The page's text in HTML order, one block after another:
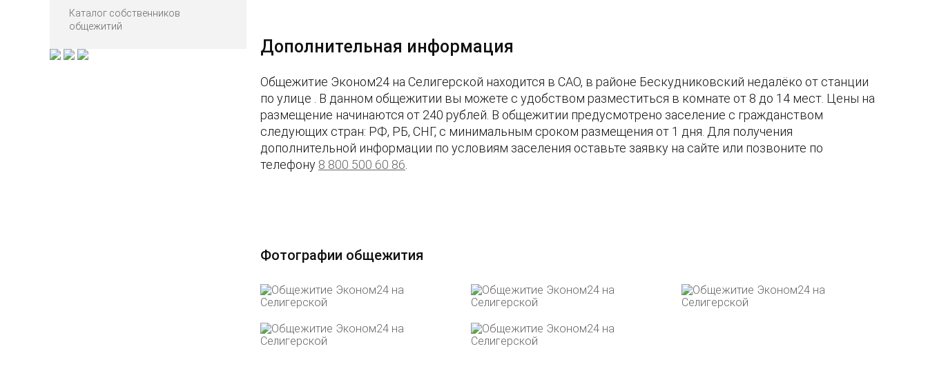
Каталог собственников
общежитий
Дополнительная информация
Общежитие Эконом24 на Селигерской находится в САО, в районе Бескудниковский недалёко от станции
по улице . В данном общежитии вы можете с удобством разместиться в комнате от 8 до 14 мест. Цены на
размещение начинаются от 240 рублей. В общежитии предусмотрено заселение с гражданством
следующих стран: РФ, РБ, СНГ, с минимальным сроком размещения от 1 дня. Для получения
дополнительной информации по условиям заселения оставьте заявку на сайте или позвоните по
телефону 8 800 500 60 86.
Фотографии общежития